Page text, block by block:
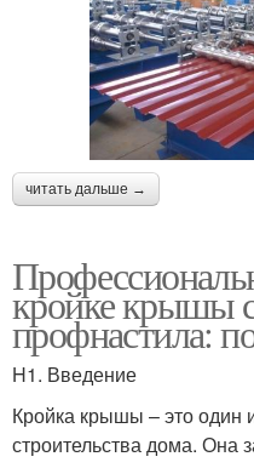
читать дальше →
кройке крышы
профнастила:
H1. Введение
Кройка крышы – это один
строительства дома.